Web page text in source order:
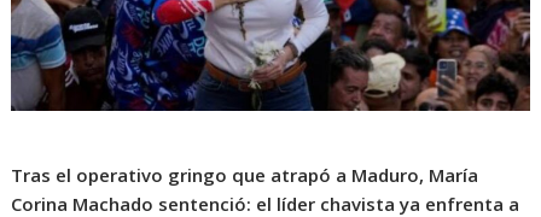
Tras el operativo gringo que atrapó a Maduro, María
Corina Machado sentenció: el líder chavista ya enfrenta a